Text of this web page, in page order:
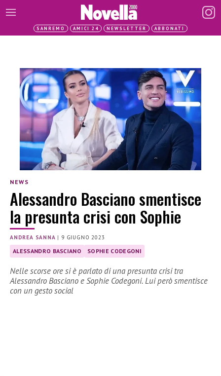
SANREMO AMICI 24 NEWSLETTER ABBONATI
NEWS
Alessandro Basciano smentisce
la presunta crisi con Sophie
ANDREA SANNA | 9 GIUGNO 2023
ALESSANDRO BASCIANO SOPHIE CODEGONI
Nelle scorse ore si è parlato di una presunta crisi tra
Alessandro Basciano e Sophie Codegoni. Lui però smentisce
con un gesto social